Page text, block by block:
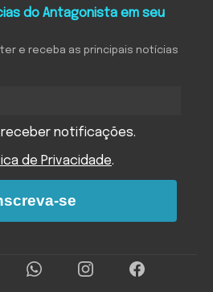
do Antagonista em seu
e receba as principais notícias
receber notificações.
de Privacidade.
se